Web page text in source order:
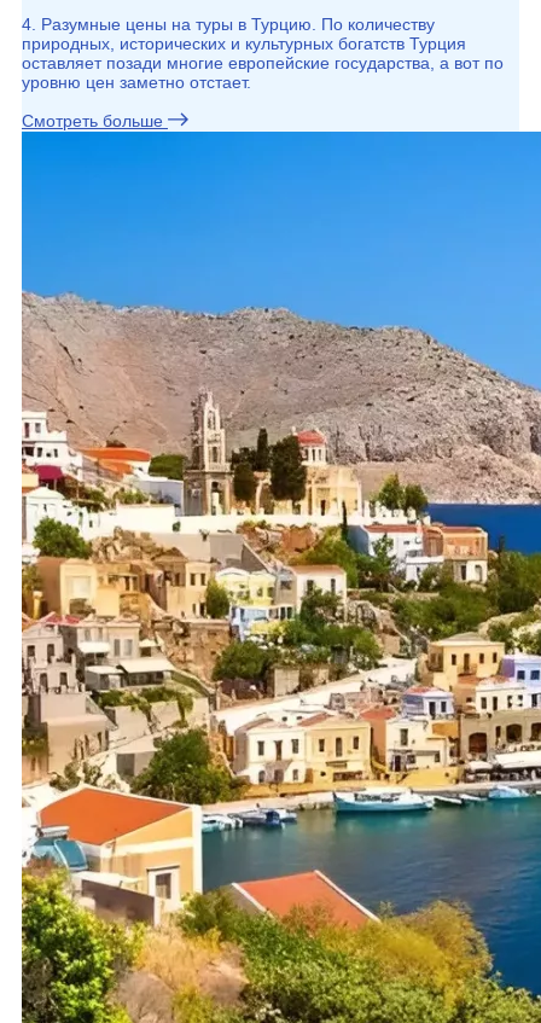
4. Разумные цены на туры в Турцию. По количеству
природных, исторических и культурных богатств Турция
оставляет позади многие европейские государства, а вот по
уровню цен заметно отстает.
Смотреть больше